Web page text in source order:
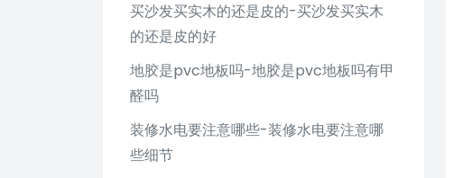
买沙发买实木的还是皮的-买沙发买实木
的还是皮的好
地胶是pvc地板吗-地胶是pvc地板吗有甲
醛吗
装修水电要注意哪些-装修水电要注意哪
些细节